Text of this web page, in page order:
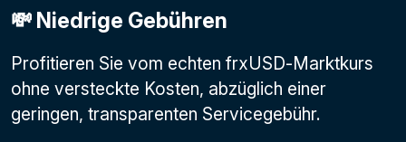
💸 Niedrige Gebühren
Profitieren Sie vom echten frxUSD-Marktkurs
ohne versteckte Kosten, abzüglich einer
geringen, transparenten Servicegebühr.